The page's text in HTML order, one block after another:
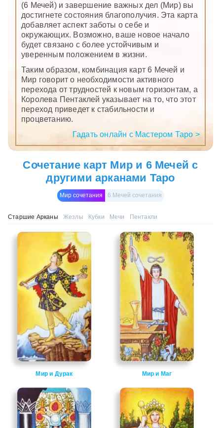
(6 Мечей) и завершение важных дел (Мир) вы
достигнете состояния благополучия. Эта карта
добавляет аспект заботы о себе и
окружающих. Возможно, ваше новое начало
будет связано с более устойчивым и
уверенным положением в жизни.
Таким образом, комбинация карт 6 Мечей и
Мир говорит о необходимости активного
перехода от трудностей к новым горизонтам, а
Королева Пентаклей указывает на то, что этот
переход приведет к стабильности и
процветанию.
Гадать онлайн с Мастером Таро >
Сочетание карт Мир и 6 Мечей с
другими арканами Таро
Мир сочетания 6 Мечей сочетания
Старшие Арканы Жезлы Кубки Мечи Пентакли
Мир и Дурак Мир и Маг